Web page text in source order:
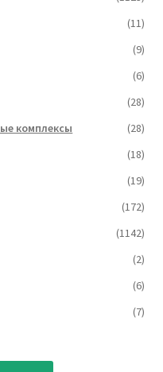
(11)
(9)
(6)
(28)
комплексы
(28)
(18)
(19)
(172)
(1142)
(2)
(6)
(7)